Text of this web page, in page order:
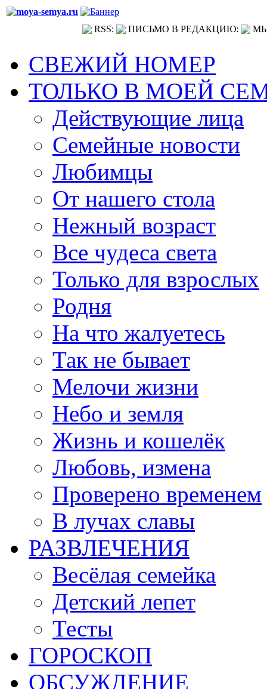
RSS: ПИСЬМО В РЕДАКЦИЮ:
СВЕЖИЙ НОМЕР
ТОЛЬКО В МОЕЙ
Действующие лица
Семейные новости
Любимцы
От нашего стола
Нежный возраст
Все чудеса света
Только для взрослых
Родня
На что жалуетесь
Так не бывает
Мелочи жизни
Небо и земля
Жизнь и кошелёк
Любовь, измена
Проверено временем
В лучах славы
РАЗВЛЕЧЕНИЯ
Весёлая семейка
Детский лепет
Тесты
ГОРОСКОП
ОБСУЖДЕНИЕ